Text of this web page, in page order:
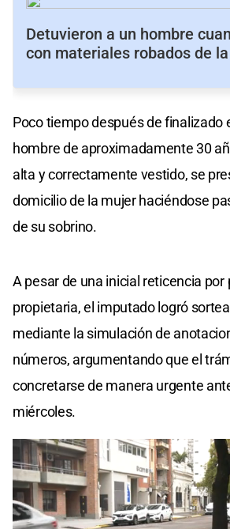
Detuvieron a un hombre
con materiales robados de
Poco tiempo después de finalizado
hombre de aproximadamente 30
alta y correctamente vestido, se
domicilio de la mujer haciéndose
de su sobrino.
A pesar de una inicial reticencia por
propietaria, el imputado logró
mediante la simulación de
números, argumentando que el
concretarse de manera urgente
miércoles.